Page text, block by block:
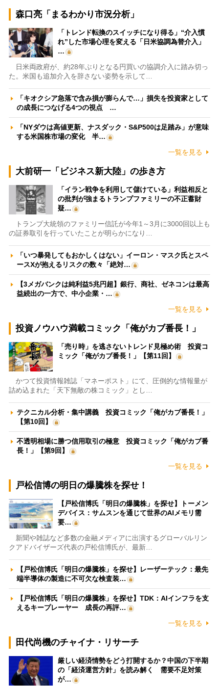
森口亮「まるわかり市況分析」
「トレンド転換のスイッチになり得る」“介入慣
れ”した市場心理を変える「日米協調為替介入」
…
日米両政府が、約28年ぶりとなる円買いの協調介入に踏み切っ
た。米国も追加介入を辞さない姿勢を示して…
「キオクシア急落で含み損が膨らんで…」損失を投資家として
の成長につなげる4つの視点 …
「NYダウは高値更新、ナスダック・S&P500は足踏み」が意味
する米国株市場の変化 半…
一覧を見る
大前研一「ビジネス新大陸」の歩き方
「イラン戦争を利用して儲けている」利益相反と
の批判が強まるトランプファミリーの不正蓄財
疑…
トランプ大統領のファミリー信託が今年1～3月に3000回以上も
の証券取引を行っていたことが明らかになり…
「いつ暴発してもおかしくはない」イーロン・マスク氏とスペ
ースXが抱えるリスクの数々「絶対…
【3メガバンクは純利益5兆円超】銀行、商社、ゼネコンは最高
益続出の一方で、中小企業・…
一覧を見る
投資ノウハウ満載コミック「俺がカブ番長！」
「売り時」を逃さないトレンド見極め術 投資コ
ミック「俺がカブ番長！」【第11回】
かつて投資情報雑誌「マネーポスト」にて、圧倒的な情報量が
詰め込まれた「天下無敵の株コミック」とし…
テクニカル分析・集中講義 投資コミック「俺がカブ番長！」
【第10回】
不透明相場に勝つ信用取引の極意 投資コミック「俺がカブ番
長！」【第9回】
一覧を見る
戸松信博の明日の爆騰株を探せ！
【戸松信博氏「明日の爆騰株」を探せ】トーメン
デバイス：サムスンを通じて世界のAIメモリ需
要…
新聞や雑誌など多数の金融メディアに出演するグローバルリン
クアドバイザーズ代表の戸松信博氏が、最新…
【戸松信博氏「明日の爆騰株」を探せ】レーザーテック：最先
端半導体の製造に不可欠な検査装…
【戸松信博氏「明日の爆騰株」を探せ】TDK：AIインフラを支
えるキープレーヤー 成長の再評…
一覧を見る
田代尚機のチャイナ・リサーチ
厳しい経済情勢をどう打開するか？中国の下半期
の「経済運営方針」を読み解く 需要不足対策
が…